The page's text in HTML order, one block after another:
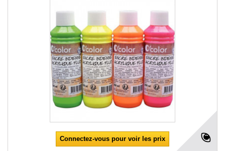
Connectez-vous pour voir les prix